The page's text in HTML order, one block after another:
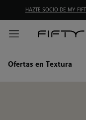
HAZTE SOCIO DE MY
Ofertas en Textura